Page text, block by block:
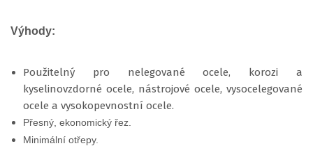
Výhody:
Použitelný pro nelegované ocele, korozi a
kyselinovzdorné ocele, nástrojové ocele, vysocelegované
ocele a vysokopevnostní ocele.
Přesný, ekonomický řez.
Minimální otřepy.